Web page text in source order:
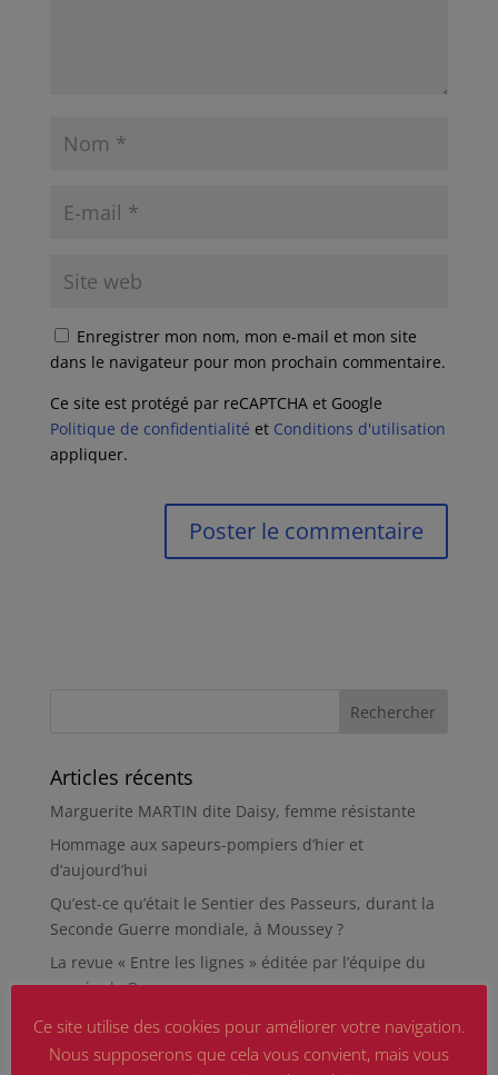
Enregistrer mon nom, mon e-mail et mon site
dans le navigateur pour mon prochain commentaire.
Ce site est protégé par reCAPTCHA et Google
Politique de confidentialité et Conditions d'utilisation
appliquer.
Articles récents
Marguerite MARTIN dite Daisy, femme résistante
Hommage aux sapeurs-pompiers d’hier et
d’aujourd’hui
Qu’est-ce qu’était le Sentier des Passeurs, durant la
Seconde Guerre mondiale, à Moussey ?
La revue « Entre les lignes » éditée par l’équipe du
musée de Besançon
HIROSHIMA
En silence et en peine
Ce site utilise des cookies pour améliorer votre navigation.
Nous supposerons que cela vous convient, mais vous